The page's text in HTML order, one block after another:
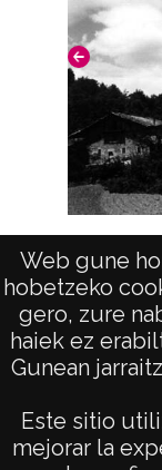
Web gune
hobetzeko
gero, zure
haiek ez
Gunean
Este sitio
mejorar la
Morillas
Notas
Nº de
8476;
8476;
CC BY-